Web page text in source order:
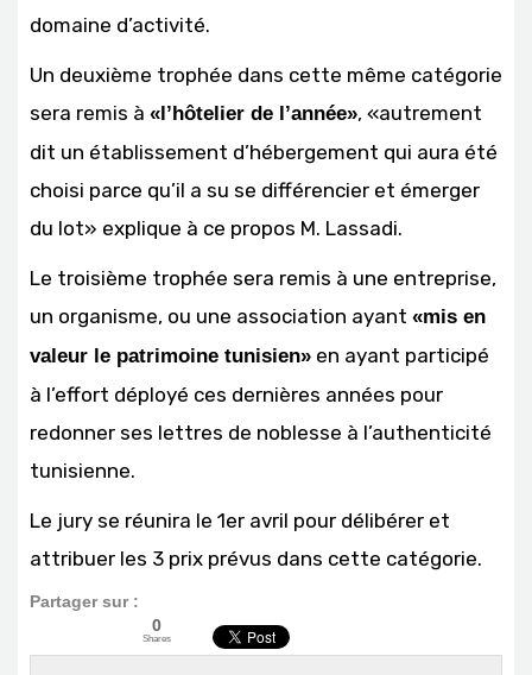
domaine d’activité.
Un deuxième trophée dans cette même catégorie
sera remis à «l’hôtelier de l’année», «autrement
dit un établissement d’hébergement qui aura été
choisi parce qu’il a su se différencier et émerger
du lot» explique à ce propos M. Lassadi.
Le troisième trophée sera remis à une entreprise,
un organisme, ou une association ayant «mis en
valeur le patrimoine tunisien» en ayant participé
à l’effort déployé ces dernières années pour
redonner ses lettres de noblesse à l’authenticité
tunisienne.
Le jury se réunira le 1er avril pour délibérer et
attribuer les 3 prix prévus dans cette catégorie.
Partager sur :
0
Shares